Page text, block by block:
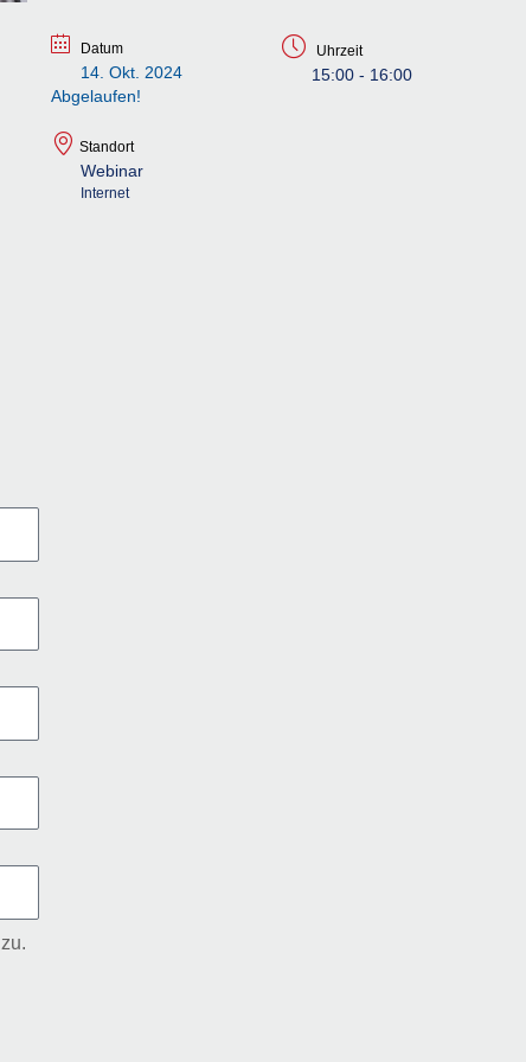
zu.
Datum
14. Okt. 2024
Abgelaufen!
Uhrzeit
15:00 - 16:00
Standort
Webinar
Internet